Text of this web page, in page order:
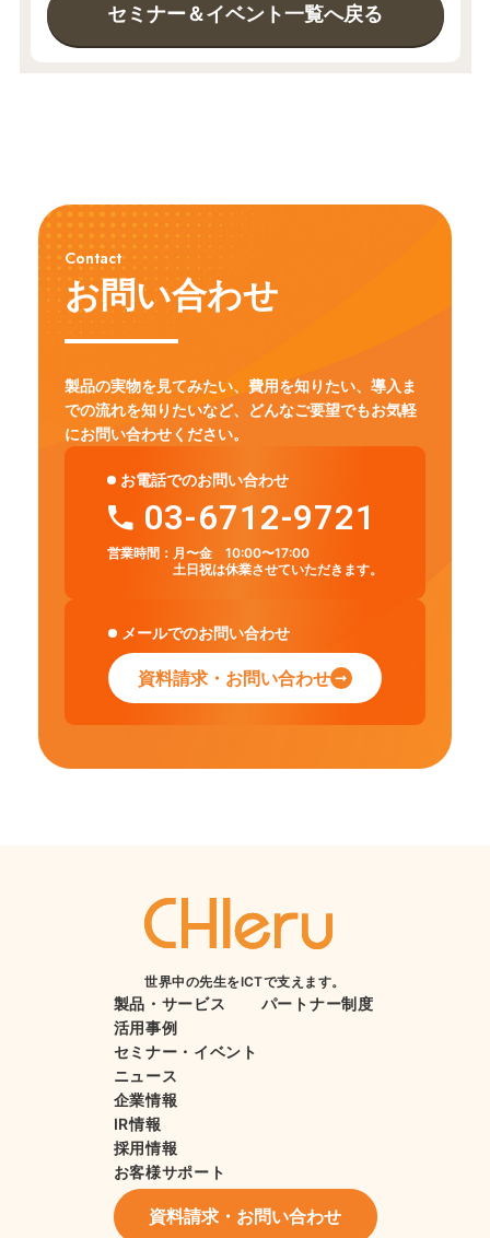
セミナー＆イベント一覧へ戻る
Contact
お問い合わせ
製品の実物を見てみたい、費用を知りたい、導入ま
での流れを知りたいなど、
どんなご要望でもお気軽
にお問い合わせください。
お電話でのお問い合わせ
03-6712-9721
営業時間： 月〜金 10:00〜17:00
土日祝は休業させていただきます。
メールでのお問い合わせ
資料請求・お問い合わせ
世界中の先生をICTで支えます。
製品・サービス
活用事例
セミナー・イベント
ニュース
企業情報
IR情報
採用情報
お客様サポート
パートナー制度
資料請求・お問い合わせ